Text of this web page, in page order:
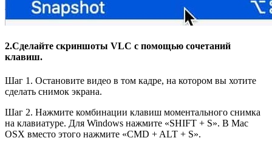
2.Сделайте скриншоты VLC с помощью сочетаний
клавиш.
Шаг 1. Остановите видео в том кадре, на котором вы хотите
сделать снимок экрана.
Шаг 2. Нажмите комбинации клавиш моментального снимка
на клавиатуре. Для Windows нажмите «SHIFT + S». В Mac
OSX вместо этого нажмите «CMD + ALT + S».